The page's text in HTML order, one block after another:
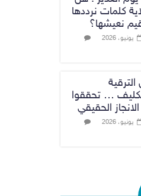
كلمات نرددها
نعيشها؟
… تحققوا
الحقيقي